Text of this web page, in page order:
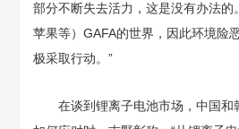
部分不断失去活力，这是没有办法的
苹果等）GAFA的世界，因此环境险
极采取行动。”
在谈到锂离子电池市场，中国和